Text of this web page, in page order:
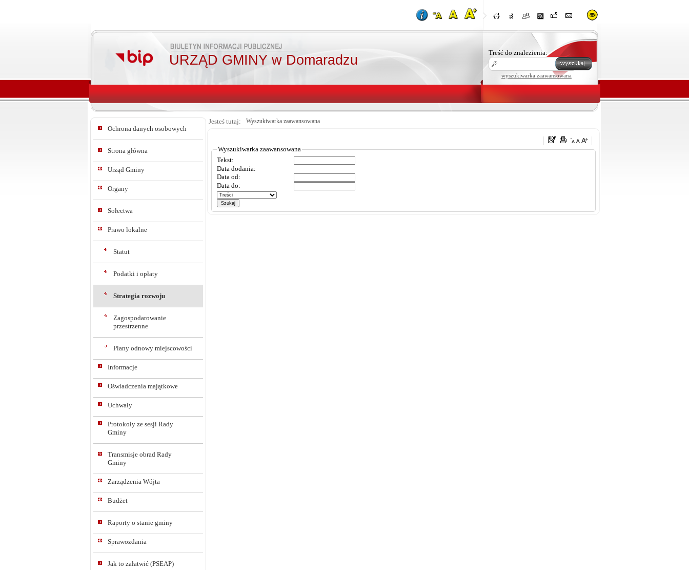
URZĄD GMINY w Domaradzu Treść do znalezienia:
wyszukiwarka zaawansowana
Ochrona danych osobowych
Strona główna
Urząd Gminy
Organy
Sołectwa
Prawo lokalne
Statut
Podatki i opłaty
Strategia rozwoju
Zagospodarowanie
przestrzenne
Plany odnowy miejscowości
Informacje
Oświadczenia majątkowe
Uchwały
Protokoły ze sesji Rady
Gminy
Transmisje obrad Rady
Gminy
Zarządzenia Wójta
Budżet
Raporty o stanie gminy
Sprawozdania
Jak to załatwić (PSEAP)
Jesteś tutaj: Wyszukiwarka zaawansowana
Wyszukiwarka zaawansowana
Tekst:
Data dodania:
Data od:
Data do: